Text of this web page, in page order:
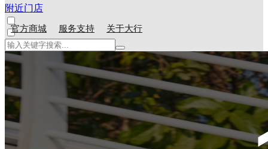
官方商城 服务支持 关于大行
附近门店